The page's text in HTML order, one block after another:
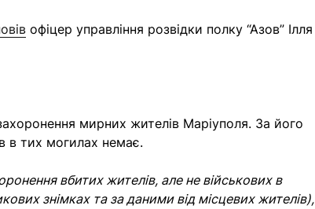
офіцер управління розвідки полку “Азов” Ілля
мирних жителів Маріуполя. За його
в тих могилах немає.
вбитих жителів, але не військових в
знімках та за даними від місцевих жителів),